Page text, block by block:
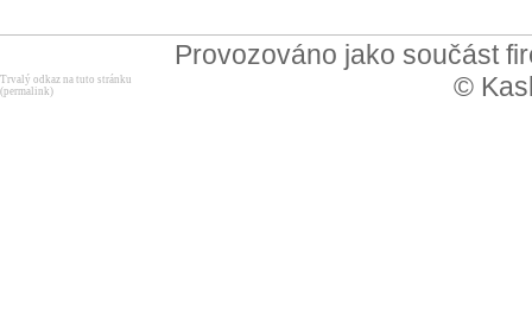
Provozováno jako součást
©
Trvalý odkaz na tuto stránku
(permalink)